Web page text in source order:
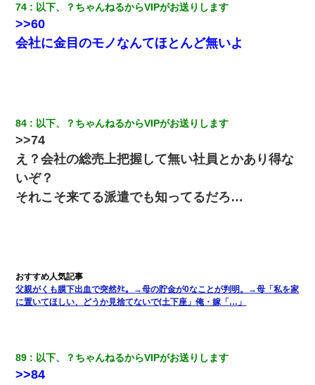
ワイ144kg彼女98kgデブカップル、1年間毎日行為しまくった結
果
デパートの外商『私さんだと名乗る女が、ツケで宝石を買おうと
していて…』私「！？」→ 翌日。ママ友たちの様子が微妙におか
しくなり・・・
夫の友達がBBQを定期的に開催して夫婦で参加してたんだけど、
女性側のリーダーみたいな人に「BBQは友達とやりなよ！」と言
われて…
22歳の頃、父に36歳の男性とお見合いをしてくれと頼まれた。父
の親会社の経営者の息子さんだったので、父も喜んで私の写真を
ている事に気づいた俺「忍びこんでみよう！」→ 結果
74 以下、？ちゃんねるからVIPがお送りします
>>60
会社に金目のモノなんてほとんど無いよ
84 以下、？ちゃんねるからVIPがお送りします
>>74
え？会社の総売 上把握して無い社員とかあり得な
いぞ？
それこそ来てる派遣でも知ってるだろ…
父親がくも膜下出血で突然ﾀﾋ。→母の貯金が0なことが判明。→母「私を家
に置いてほしい、どうか見捨てないで(土下座」俺・嫁「…」
89 以下、？ちゃんねるからVIPがお送りします
>>84